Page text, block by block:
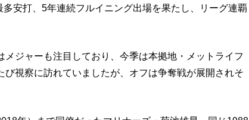
安打、5年連続フルイニング出場を果たし、リーグ連覇
ジャーも注目しており、今季は本拠地・メットライフ
び視察に訪れていましたが、オフは争奪戦が展開されそ